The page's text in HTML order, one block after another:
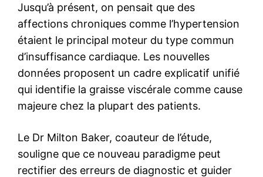
Jusqu’à présent, on pensait que des
affections chroniques comme l’hypertension
étaient le principal moteur du type commun
d’insuffisance cardiaque. Les nouvelles
données proposent un cadre explicatif unifié
qui identifie la graisse viscérale comme cause
majeure chez la plupart des patients.
Le Dr Milton Baker, coauteur de l’étude,
souligne que ce nouveau paradigme peut
rectifier des erreurs de diagnostic et guider